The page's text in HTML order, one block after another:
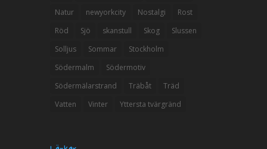
Natur
newyorkcity Nostalgi
Rost
Röd
Sjö skanstull Skog
Slussen
Solljus
Sommar
Stockholm
Södermalm
Södermotiv
Södermälarstrand
Träbåt
Träd
Vatten
Vinter Yttersta tvärgränd